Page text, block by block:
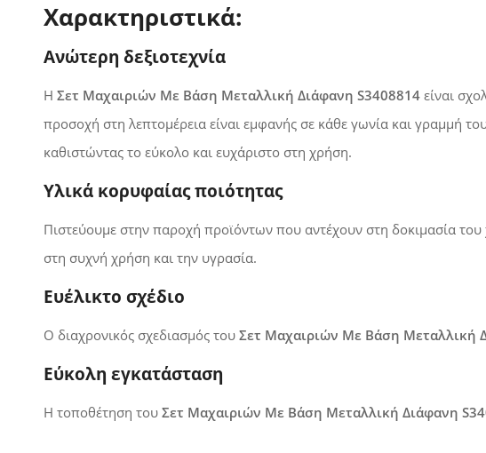
Χαρακτηριστικά:
Ανώτερη δεξιοτεχνία
Η Σετ Μαχαιριών Με Βάση Μεταλλική Διάφανη S3408814είναι
προσοχή στη λεπτομέρεια είναι εμφανής σε κάθε γωνία και γραμμή
καθιστώντας το εύκολο και ευχάριστο στη χρήση.
Υλικά κορυφαίας ποιότητας
Πιστεύουμε στην παροχή προϊόντων που αντέχουν στη δοκιμασία
στη συχνή χρήση και την υγρασία.
Ευέλικτο σχέδιο
Ο διαχρονικός σχεδιασμός του Σετ Μαχαιριών Με Βάση Μεταλλική
Εύκολη εγκατάσταση
Η τοποθέτηση του Σετ Μαχαιριών Με Βάση Μεταλλική Διάφανη